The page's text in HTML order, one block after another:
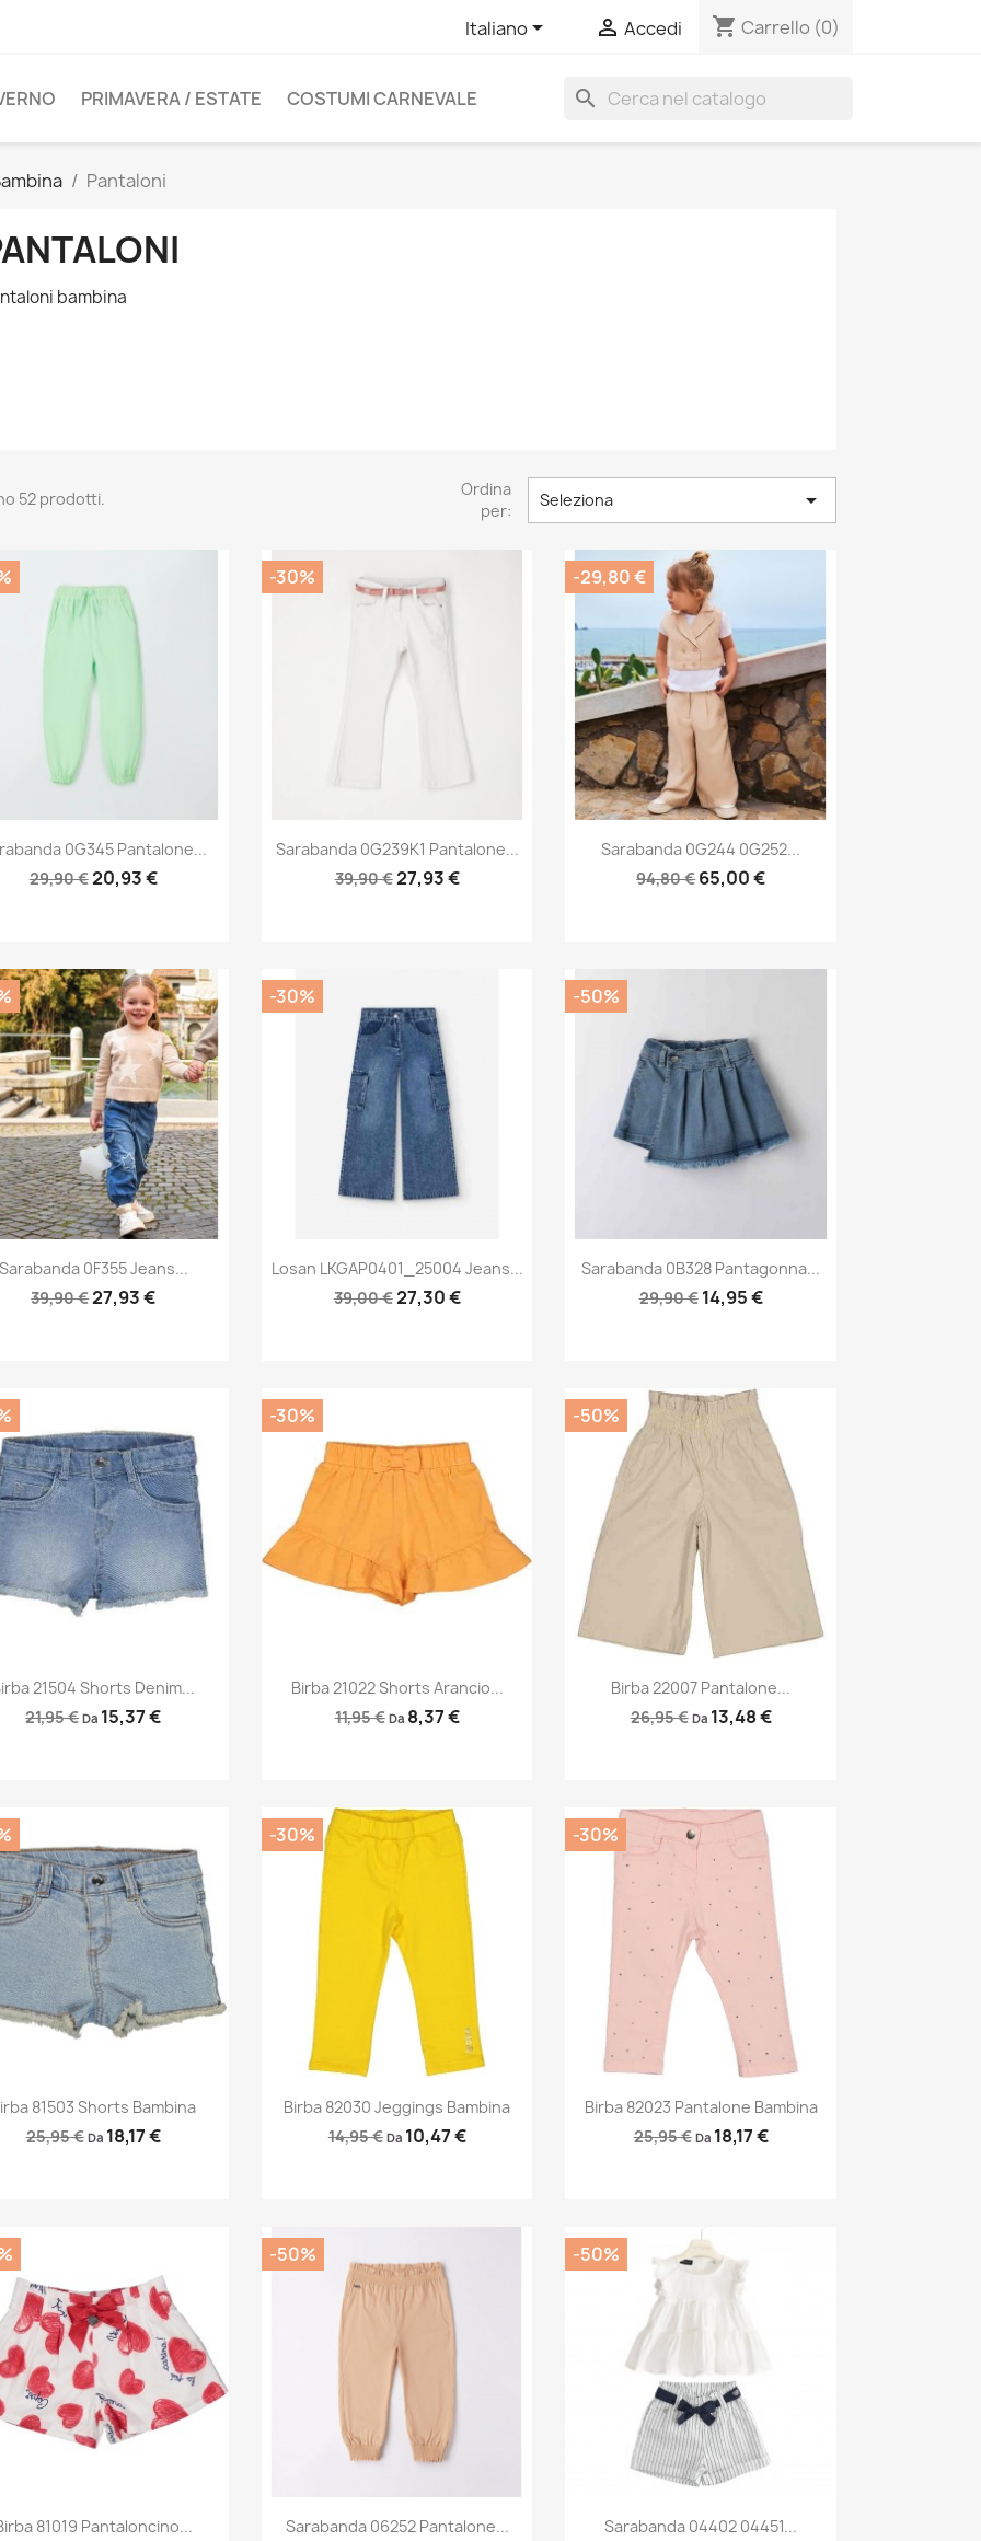
Italiano  Accedi shopping_cart Carrello (0)
PRIMAVERA / ESTATE COSTUMI CARNEVALE search
Pantaloni
bambina
52 prodotti.
Ordina
per:
Seleziona 
Anteprima
0G345 Pantalone...
29,90 €20,93 €
Anteprima
Sarabanda 0G239K1 Pantalone...
39,90 €27,93 €
-30%
Anteprima
Sarabanda 0G244 0G252...
94,80 €65,00 €
-29,80 €
Anteprima
0F355 Jeans...
39,90 €27,93 €
Anteprima
Losan LKGAP0401_25004 Jeans...
39,00 €27,30 €
-30%
Anteprima
Sarabanda 0B328 Pantagonna...
29,90 € 14,95 €
-50%
Anteprima
21504 Shorts Denim...
21,95 € Da 15,37 €
Anteprima
Birba 21022 Shorts Arancio...
11,95 € Da 8,37 €
-30%
Anteprima
Birba 22007 Pantalone...
26,95 € Da 13,48 €
-50%
Anteprima
81503 Shorts Bambina
25,95 € Da 18,17 €
Anteprima
Birba 82030 Jeggings Bambina
14,95 € Da 10,47 €
-30%
Anteprima
Birba 82023 Pantalone Bambina
25,95 € Da 18,17 €
-30%
Anteprima
81019 Pantaloncino...
Anteprima
Sarabanda 06252 Pantalone...
-50%
Anteprima
Sarabanda 04402 04451...
-50%